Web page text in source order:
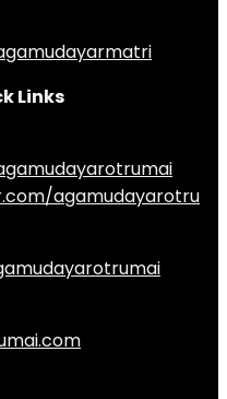
Links
agamudayarotru